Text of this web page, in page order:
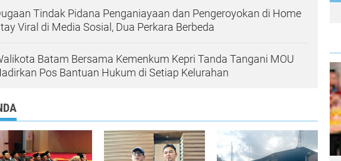
Tindak Pidana Penganiayaan dan Pengeroyokan di Home
Viral di Media Sosial, Dua Perkara Berbeda
Batam Bersama Kemenkum Kepri Tanda Tangani MOU
Pos Bantuan Hukum di Setiap Kelurahan